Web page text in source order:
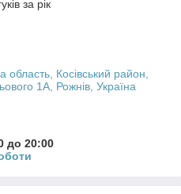
за рік
область, Косівський район,
1А, Рожнів, Україна
до 20:00